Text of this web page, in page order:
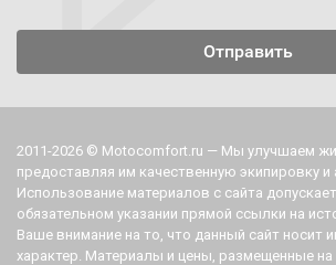
2011-2026 © Motocomfort.ru — Мы улучшаем
предоставляя им качественную экипировку и
Использование материалов с сайта
обязательном указании прямой ссылки на
Ваше внимание на то, что данный сайт носит
характер. Материалы и цены, размещенные на